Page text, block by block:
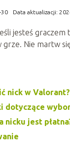
30 Data aktualizacji:
jesteś
grze. Nie martw
nick w Valorant?
dotyczące
nicku jest